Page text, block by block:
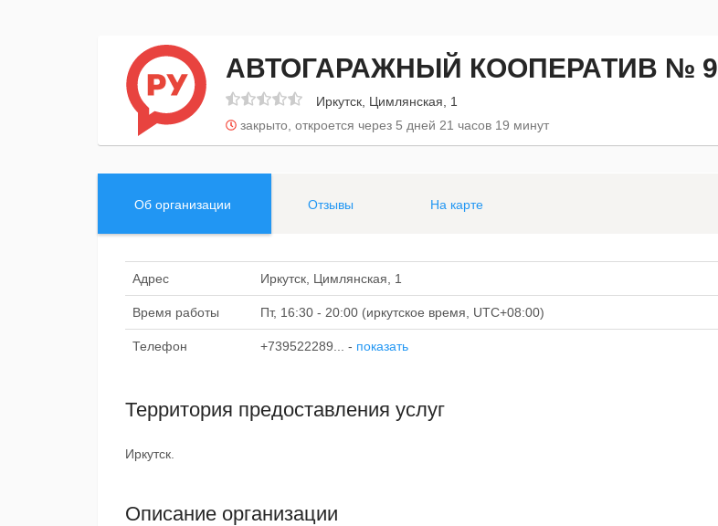
АВТОГАРАЖНЫЙ КООПЕРАТИВ № 9
Иркутск, Цимлянская, 1
закрыто, откроется через 5 дней 21 часов 19 минут
Об организации Отзывы На карте
Адрес Иркутск, Цимлянская, 1
Время работы Пт, 16:30 - 20:00 (иркутское время, UTC+08:00)
Телефон +739522289... - показать
Территория предоставления услуг
Иркутск.
Описание организации